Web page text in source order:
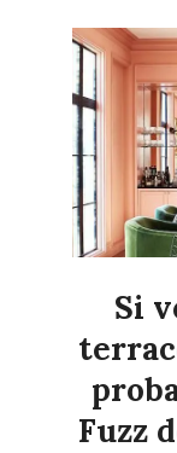
LIVING
Si
Fuzz